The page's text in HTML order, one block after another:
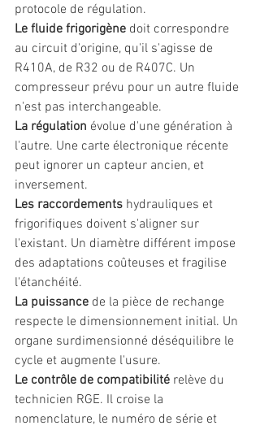
protocole de régulation.
Le fluide frigorigène doit correspondre
au circuit d'origine, qu'il s'agisse de
R410A, de R32 ou de R407C. Un
compresseur prévu pour un autre fluide
n'est pas interchangeable.
La régulation évolue d'une génération à
l'autre. Une carte électronique récente
peut ignorer un capteur ancien, et
inversement.
Les raccordements hydrauliques et
frigorifiques doivent s'aligner sur
l'existant. Un diamètre différent impose
des adaptations coûteuses et fragilise
l'étanchéité.
La puissance de la pièce de rechange
respecte le dimensionnement initial. Un
organe surdimensionné déséquilibre le
cycle et augmente l'usure.
Le contrôle de compatibilité relève du
technicien RGE. Il croise la
nomenclature, le numéro de série et